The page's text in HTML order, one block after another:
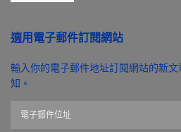
適用電子郵件訂閱網站
輸入你的電子郵件地址訂閱網站的新
知。